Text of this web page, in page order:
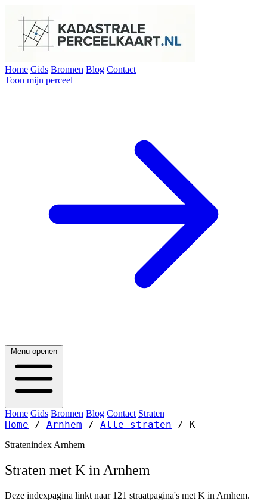
Home Gids Bronnen Blog Contact
Toon mijn perceel
Menu openen
Home Gids Bronnen Blog Contact Straten
Home / Arnhem / Alle straten / K
Stratenindex Arnhem
Straten met K in Arnhem
Deze indexpagina linkt naar 121 straatpagina's met K in Arnhem.